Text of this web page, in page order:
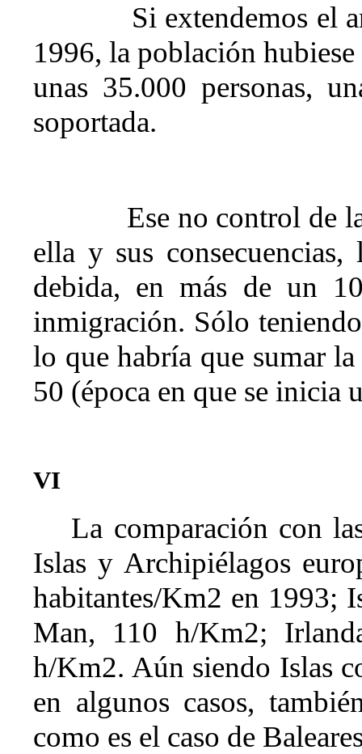
Si extendemos el
1996, la población
unas 35.000 personas,
soportada.
Ese no control de
ella y sus
debida, en más de un
inmigración. Sólo
lo que habría que sumar
50 (época en que se
VI
La comparación con
Islas y Archipiélagos
habitantes/Km2 en 1993;
Man, 110 h/Km2;
h/Km2. Aún siendo Islas
en algunos casos,
como es el caso de